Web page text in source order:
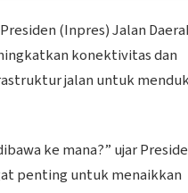
(Inpres) Jalan
konektivitas dan
jalan untuk
ke mana?” ujar
penting untuk menaikkan